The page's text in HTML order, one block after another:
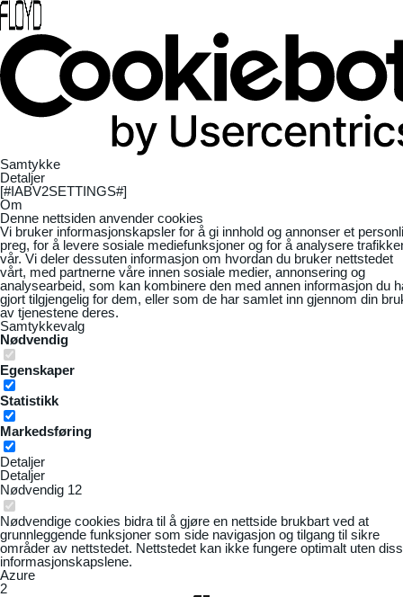
Samtykke
Detaljer
[#IABV2SETTINGS#]
Om
Denne nettsiden anvender cookies
Vi bruker informasjonskapsler for å gi innhold og annonser et
preg, for å levere sosiale mediefunksjoner og for å analysere
vår. Vi deler dessuten informasjon om hvordan du bruker nettstedet
vårt, med partnerne våre innen sosiale medier, annonsering og
analysearbeid, som kan kombinere den med annen informasjon du
gjort tilgjengelig for dem, eller som de har samlet inn gjennom din
av tjenestene deres.
Samtykkevalg
Nødvendig
Egenskaper
Statistikk
Markedsføring
Detaljer
Detaljer
Nødvendig 12
Nødvendige cookies bidra til å gjøre en nettside brukbart ved at
grunnleggende funksjoner som side navigasjon og tilgang til sikre
områder av nettstedet. Nettstedet kan ikke fungere optimalt uten
informasjonskapslene.
Azure
2